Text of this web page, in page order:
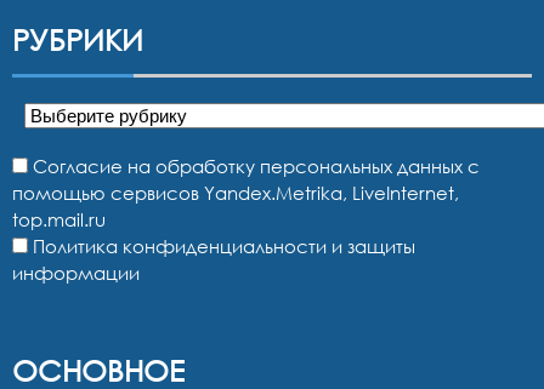
РУБРИКИ
Рубрики
Согласие на обработку персональных данных с
помощью сервисов Yandex.Metrika, LiveInternet,
top.mail.ru
Политика конфиденциальности и защиты
информации
ОСНОВНОЕ